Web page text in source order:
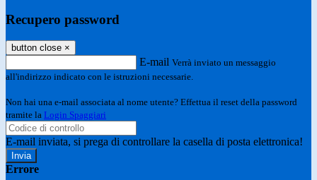
Recupero password
button close ×
E-mail Verrà inviato un messaggio
all'indirizzo indicato con le istruzioni necessarie.
Non hai una e-mail associata al nome utente? Effettua il reset della password
tramite la Login Spaggiari
E-mail inviata, si prega di controllare la casella di posta elettronica!
Errore